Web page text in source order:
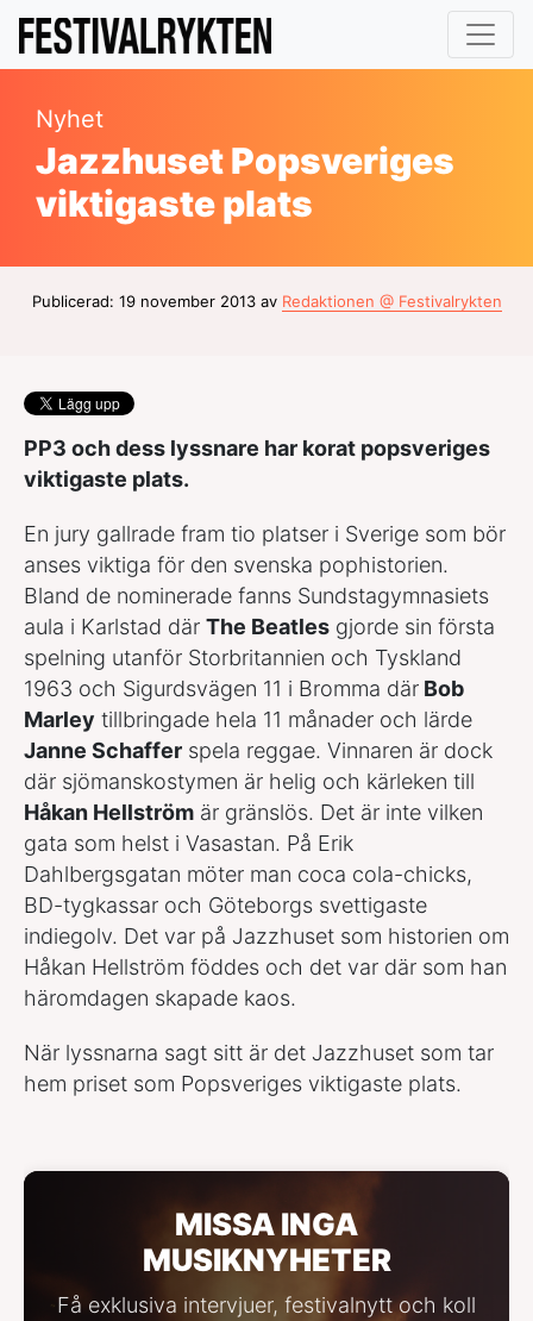
Nyhet
Jazzhuset Popsveriges
viktigaste plats
Publicerad: 19 november 2013 av Redaktionen @ Festivalrykten
PP3 och dess lyssnare har korat popsveriges
viktigaste plats.
En jury gallrade fram tio platser i Sverige som bör
anses viktiga för den svenska pophistorien.
Bland de nominerade fanns Sundstagymnasiets
aula i Karlstad där The Beatles gjorde sin första
spelning utanför Storbritannien och Tyskland
1963 och Sigurdsvägen 11 i Bromma där Bob
Marley tillbringade hela 11 månader och lärde
Janne Schaffer spela reggae. Vinnaren är dock
där sjömanskostymen är helig och kärleken till
Håkan Hellström är gränslös. Det är inte vilken
gata som helst i Vasastan. På Erik
Dahlbergsgatan möter man coca cola-chicks,
BD-tygkassar och Göteborgs svettigaste
indiegolv. Det var på Jazzhuset som historien om
Håkan Hellström föddes och det var där som han
häromdagen skapade kaos.
När lyssnarna sagt sitt är det Jazzhuset som tar
hem priset som Popsveriges viktigaste plats.
MISSA INGA
MUSIKNYHETER
Få exklusiva intervjuer, festivalnytt och koll